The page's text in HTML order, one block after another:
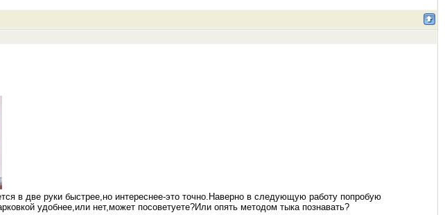
в две руки быстрее,но интереснее-это точно.Наверно в следующую работу попробую
удобнее,или нет,может посоветуете?Или опять методом тыка познавать?